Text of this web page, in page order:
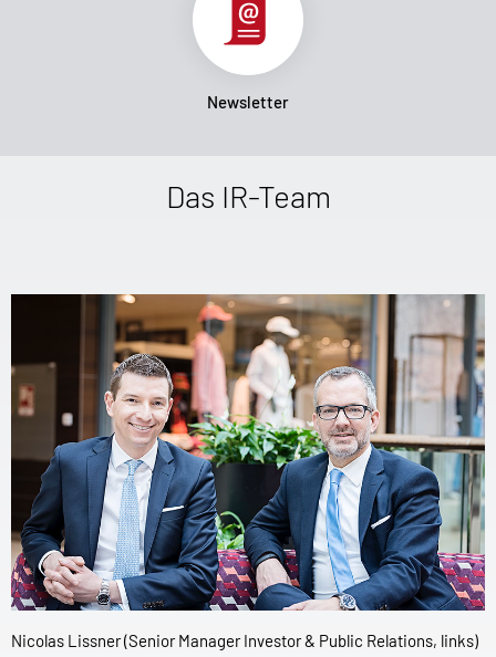
Newsletter
Das IR-Team
Nicolas Lissner (Senior Manager Investor & Public Relations, links)